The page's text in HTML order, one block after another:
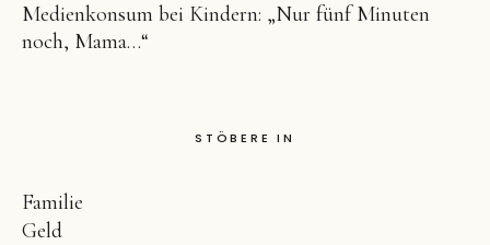
Medienkonsum bei Kindern: „Nur fünf Minuten
noch, Mama…“
STÖBERE IN
Familie
Geld